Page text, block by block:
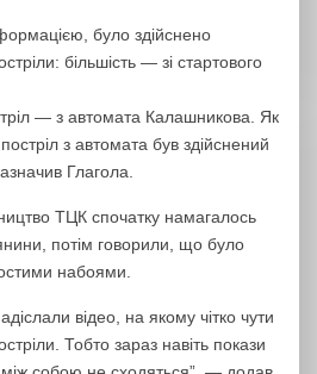
було здійснено
більшість — зі стартового
— з автомата Калашникова. Як
з автомата був здійснений
Глагола.
ТЦК спочатку намагалось
потім говорили, що було
набоями.
відео, на якому чітко чути
Тобто зараз навіть покази